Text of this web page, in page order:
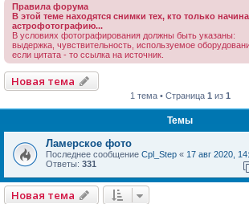
Правила форума
В этой теме находятся снимки тех, кто только
астрофотографию...
В условиях фотографирования должны быть указаны:
выдержка, чувствительность, используемое
если цитата - то ссылка на источник.
Новая тема
1 тема • Страница 1 из 1
Темы
Ламерское фото
Последнее сообщение Cpl_Step « 17 авг 2020,
Ответы: 331
Новая тема